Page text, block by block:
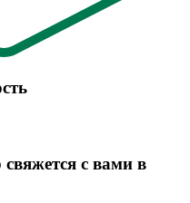
свяжется с вами в